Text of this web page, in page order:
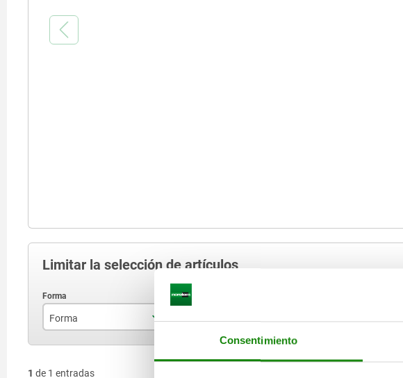
Consentimiento
Limitar la selección de artículos
Forma
E mordaza de sujeción inferior
1 de 1 entradas